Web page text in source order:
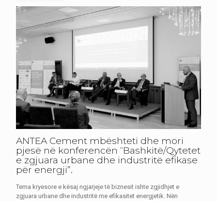
ANTEA Cement mbështeti dhe mori
pjesë në konferencën “Bashkitë/Qytetet
e zgjuara urbane dhe industritë efikase
për energji”.
Tema kryesore e kësaj ngjarjeje të biznesit ishte zgjidhjet e
zgjuara urbane dhe industritë me efikasitet energjetik. Nën